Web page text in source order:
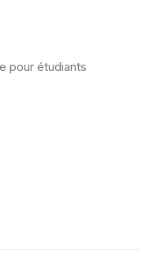
pour étudiants